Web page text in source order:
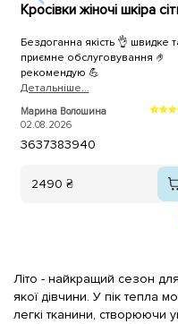
Бездоганна якість 👌 швидке
приємне обслуговування 🤌
рекомендую 💪
Детальнiше...
Марина Волошина
02.08.2026
3637383940
2490 ₴
Літо - найкращий сезон
якої дівчини. У пік тепла
легкі тканини, створюючи